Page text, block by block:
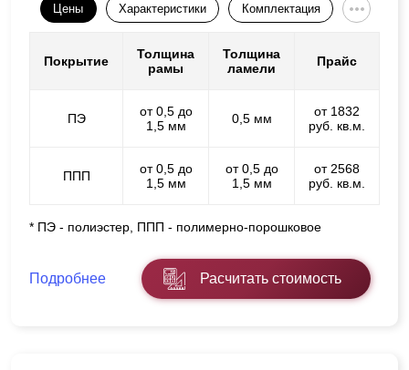
Цены Характеристики Комплектация
Покрытие
Толщина
рамы
Толщина
ламели
Прайс
ПЭ
от 0,5 до
1,5 мм
0,5 мм
от 1832
руб. кв.м.
ППП
от 0,5 до
1,5 мм
от 0,5 до
1,5 мм
от 2568
руб. кв.м.
* ПЭ - полиэстер, ППП - полимерно-порошковое
Подробнее Расчитать стоимость